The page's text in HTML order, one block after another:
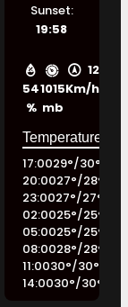
54
%
1015
mb
12
Km/h
Sunset:
19:58
17:0029°/30°
20:0027°/28°
23:0027°/27°
02:0025°/25°
05:0025°/25°
08:0028°/28°
11:0030°/30°
14:0030°/30°